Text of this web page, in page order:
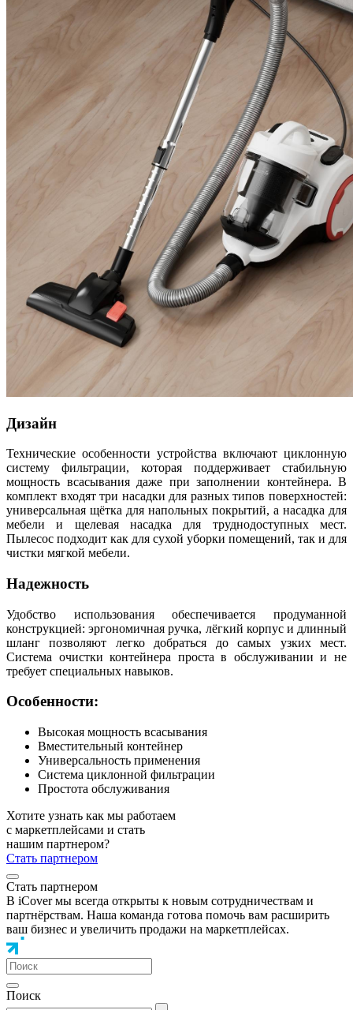
Дизайн
Технические особенности устройства включают циклонную
систему фильтрации, которая поддерживает стабильную
мощность всасывания даже при заполнении контейнера. В
комплект входят три насадки для разных типов поверхностей:
универсальная щётка для напольных покрытий, а насадка для
мебели и щелевая насадка для труднодоступных мест.
Пылесос подходит как для сухой уборки помещений, так и для
чистки мягкой мебели.
Надежность
Удобство использования обеспечивается продуманной
конструкцией: эргономичная ручка, лёгкий корпус и длинный
шланг позволяют легко добраться до самых узких мест.
Система очистки контейнера проста в обслуживании и не
требует специальных навыков.
Особенности:
Высокая мощность всасывания
Вместительный контейнер
Универсальность применения
Система циклонной фильтрации
Простота обслуживания
Хотите узнать как мы работаем
с маркетплейсами и стать
нашим партнером?
Стать партнером
Стать партнером
В iCover мы всегда открыты к новым сотрудничествам и
партнёрствам. Наша команда готова помочь вам расширить
ваш бизнес и увеличить продажи на маркетплейсах.
Поиск